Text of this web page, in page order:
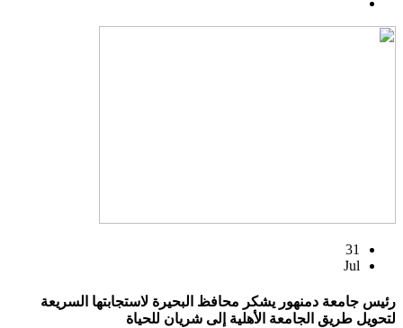
31
Jul
رئيس جامعة دمنهور يشكر محافظ البحيرة لاستجابتها السريعة
لتحويل طريق الجامعة الأهلية إلى شريان للحياة